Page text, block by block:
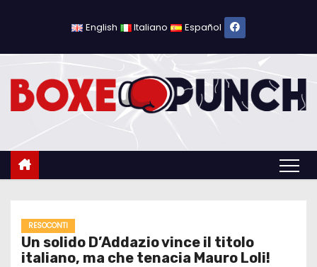
c
English Italiano Español
RESOCONTI
Un solido D’Addazio vince il titolo
italiano, ma che tenacia Mauro Loli!